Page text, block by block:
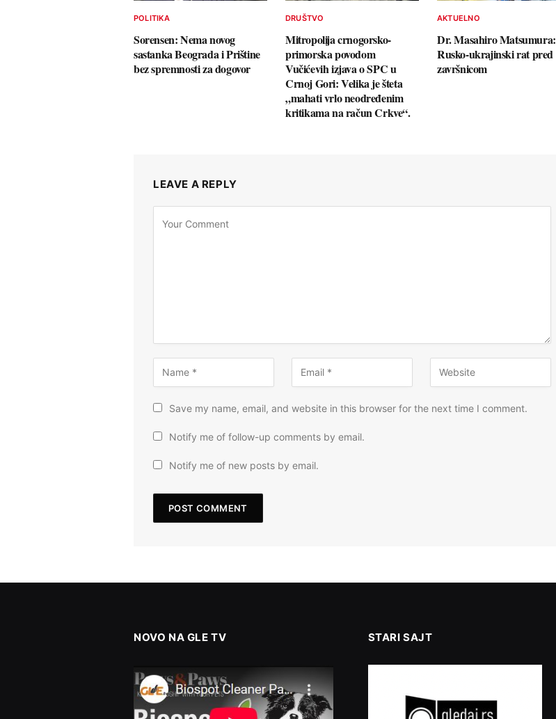
POLITIKA
Sorensen: Nema novog
sastanka Beograda i Prištine
bez spremnosti za dogovor
DRUŠTVO
Mitropolija crnogorsko-
primorska povodom
Vučićevih izjava o SPC u
Crnoj Gori: Velika je šteta
„mahati vrlo neodređenim
kritikama na račun Crkve“.
AKTUELNO
Dr. Masahiro Matsumura:
Rusko-ukrajinski rat pred
završnicom
LEAVE A REPLY
Save my name, email, and website in this browser for the next time I comment.
Notify me of follow-up comments by email.
Notify me of new posts by email.
NOVO NA GLE TV STARI SAJT